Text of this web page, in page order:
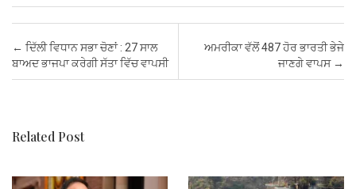
ce
b
o
tt
er
ail at
s
A
er
t
ke
dI
ail ar
e
Post navigation
← ਦਿੱਲੀ ਵਿਧਾਨ ਸਭਾ ਚੋਣਾਂ : 27 ਸਾਲ
ਬਾਅਦ ਭਾਜਪਾ ਕਰੇਗੀ ਸੱਤਾ ਵਿੱਚ ਵਾਪਸੀ
ਅਮਰੀਕਾ ਵੱਲੋਂ 487 ਹੋਰ ਭਾਰਤੀ ਭੇਜੇ
ਜਾਣਗੇ ਵਾਪਸ →
Related Post